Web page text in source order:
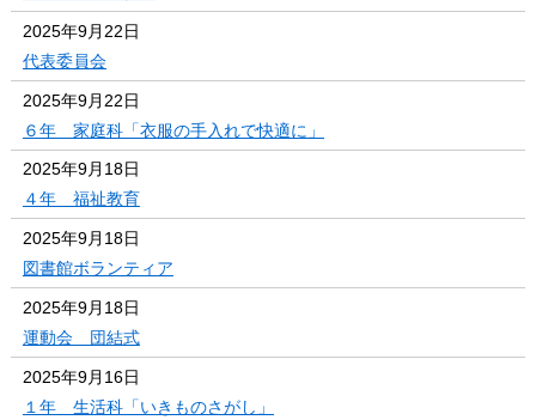
2025年9月22日
代表委員会
2025年9月22日
６年 家庭科「衣服の手入れで快適に」
2025年9月18日
４年 福祉教育
2025年9月18日
図書館ボランティア
2025年9月18日
運動会 団結式
2025年9月16日
１年 生活科「いきものさがし」